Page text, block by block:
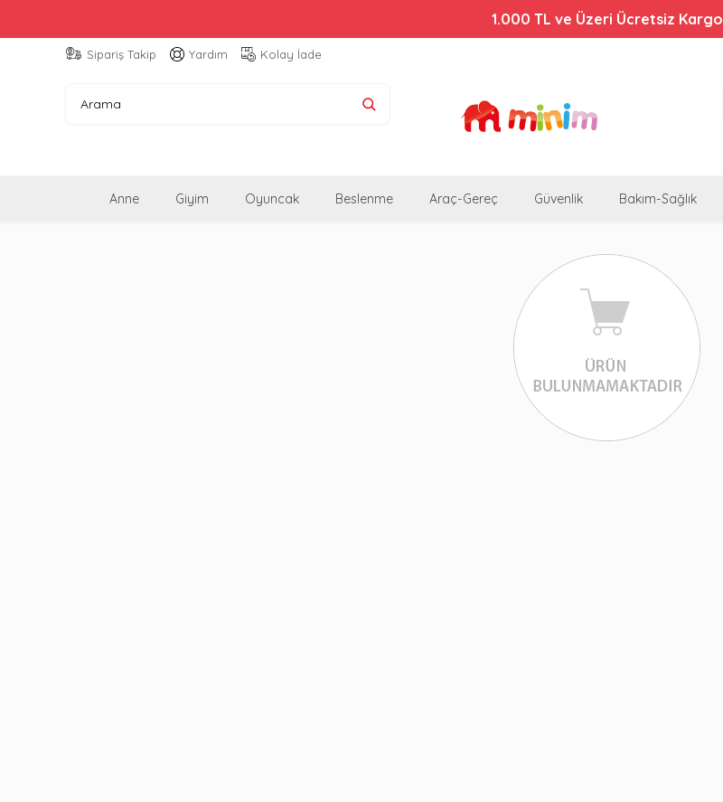
1.000 TL ve Üzeri Ücretsiz Kargo
Sipariş Takip Yardım Kolay İade
Anne Giyim Oyuncak Beslenme Araç-Gereç Güvenlik Bakım-Sağlık